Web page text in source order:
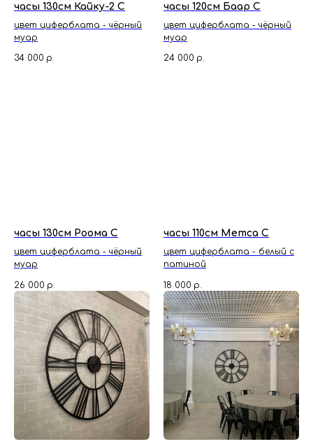
часы 130см Кайку-2 С
цвет циферблата - чёрный
муар
34 000 р.
часы 120см Баар С
цвет циферблата - чёрный
муар
24 000 р.
часы 130см Роома С
цвет циферблата - чёрный
муар
26 000 р.
часы 110см Метса С
цвет циферблата - белый с
патиной
18 000 р.